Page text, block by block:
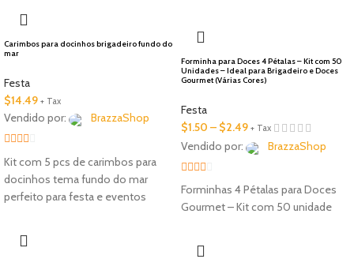
Carimbos para docinhos brigadeiro fundo do
mar
Festa
$14.49 + Tax
Vendido por: BrazzaShop
2out
of 5
Kit com 5 pcs de carimbos para
docinhos tema fundo do mar
perfeito para festa e eventos
Forminha para Doces 4 Pétalas – Kit com 50
Unidades – Ideal para Brigadeiro e Doces
Gourmet (Várias Cores)
Festa
$1.50 – $2.49 + Tax
Vendido por: BrazzaShop
2
of 5
Forminhas 4 Pétalas para Doces
Gourmet – Kit com 50 unidade